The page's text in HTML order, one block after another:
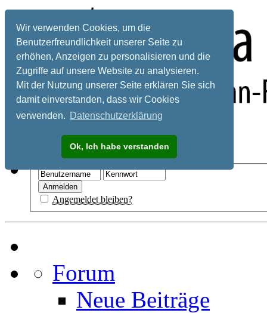
Wir verwenden Cookies, um die
Benutzerfreundlichkeit unserer Seite zu
erhöhen, Anzeigen zu personalisieren und die
Zugriffe auf unsere Website zu analysieren.
Mit der Nutzung unserer Seite erklären Sie sich
damit einverstanden, dass wir Cookies
verwenden. Datenschutzerklärung
Ok, Ich habe verstanden
Registrieren
Angemeldet bleiben?
Forum
Neue Beiträge